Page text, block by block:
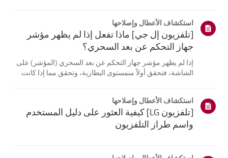
تختلف الصور أو ا...
استكشاف الأعطال وإصلاحها
[تلفزيون إل جي] ماذا تفعل إذا لم يظهر مؤشر
جهاز التحكم عن بعد السحري؟
إذا لم يظهر مؤشر جهاز التحكم عن بعد السحري (المؤشر) على
الشاشة، فتحقق أولاً منمستوى البطارية، وتحقق مما إذا كانت
التلفزيون. أعد تسج...
استكشاف الأعطال وإصلاحها
[تلفزيون LG] كيفية العثور على دليل المستخدم
واسم طراز التلفزيون